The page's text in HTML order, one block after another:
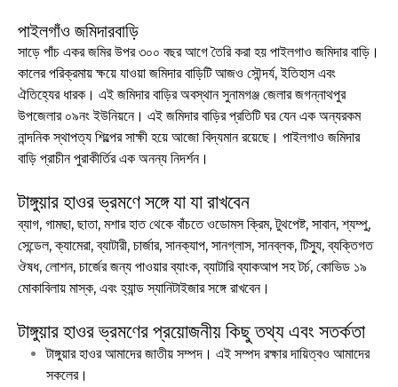
পাইলগাঁও জমিদারবাড়ি
সাড়ে পাঁচ একর জমির উপর ৩০০ বছর আগে তৈরি করা হয় পাইলগাও জমিদার বাড়ি।
কালের পরিক্রমায় ক্ষয়ে যাওয়া জমিদার বাড়িটি আজও সৌন্দর্য, ইতিহাস এবং
ঐতিহ্যের ধারক। এই জমিদার বাড়ির অবস্থান সুনামগঞ্জ জেলার জগন্নাথপুর
উপজেলার ০৯নং ইউনিয়নে। এই জমিদার বাড়ির প্রতিটি ঘর যেন এক অন্যরকম
নান্দনিক স্থাপত্য শিল্পের সাক্ষী হয়ে আজো বিদ্যমান রয়েছে। পাইলগাও জমিদার
বাড়ি প্রাচীন পুরাকীর্তির এক অনন্য নিদর্শন।
টাঙ্গুয়ার হাওর ভ্রমণে সঙ্গে যা যা রাখবেন
ব্যাগ, গামছা, ছাতা, মশার হাত থেকে বাঁচতে ওডোমস ক্রিম, টুথপেষ্ট, সাবান, শ্যম্পু,
সেন্ডেল, ক্যামেরা, ব্যাটারী, চার্জার, সানক্যাপ, সানগ্লাস, সানব্লক, টিস্যু, ব্যক্তিগত
ঔষধ, লোশন, চার্জের জন্য পাওয়ার ব্যাংক, ব্যাটারি ব্যাকআপ সহ টর্চ, কোভিড ১৯
মোকাবিলায় মাস্ক, এবং হ্যান্ড স্যানিটাইজার সঙ্গে রাখবেন।
টাঙ্গুয়ার হাওর ভ্রমণের প্রয়োজনীয় কিছু তথ্য এবং সতর্কতা
টাঙ্গুয়ার হাওর আমাদের জাতীয় সম্পদ। এই সম্পদ রক্ষার দায়িত্বও আমাদের
সকলের।